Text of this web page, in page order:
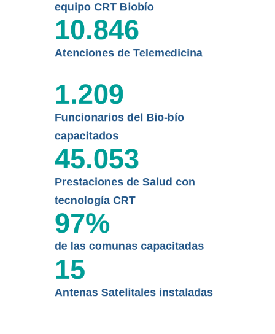
equipo CRT Biobío
Atenciones de Telemedicina
10.846
Funcionarios del Bio-bío
capacitados
1.209
Prestaciones de Salud con
tecnología CRT
45.053
de las comunas capacitadas
97%
Antenas Satelitales instaladas
15